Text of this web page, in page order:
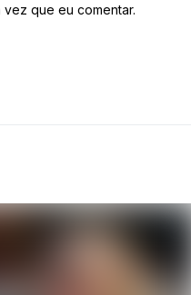
que eu comentar.